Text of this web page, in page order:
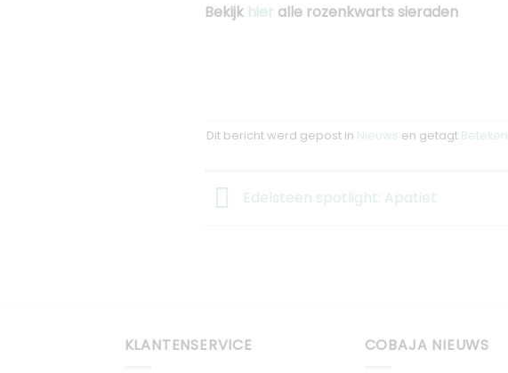
Bekijk hieralle rozenkwarts sieraden
Dit bericht werd gepost in Nieuws en getagt
Edelsteen spotlight: Apatiet
KLANTENSERVICE COBAJA NIEUWS